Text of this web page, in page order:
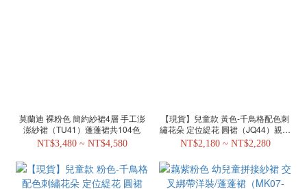
莫蘭迪 裸粉色 簡約紗裙4層 手工澎
澎紗裙（TU41）蓬蓬裙共104色
NT$3,480 ~ NT$4,580
【現貨】兒童款 黃色-千鳥格配色刺
繡花朵 定位緹花 圓裙（JQ44）親子
款
NT$2,180 ~ NT$2,280